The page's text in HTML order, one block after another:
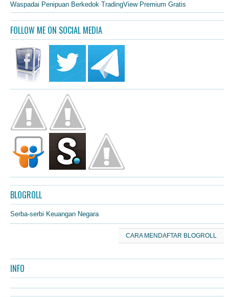
Waspadai Penipuan Berkedok TradingView Premium Gratis
FOLLOW ME ON SOCIAL MEDIA
BLOGROLL
Serba-serbi Keuangan Negara
CARA MENDAFTAR BLOGROLL
INFO